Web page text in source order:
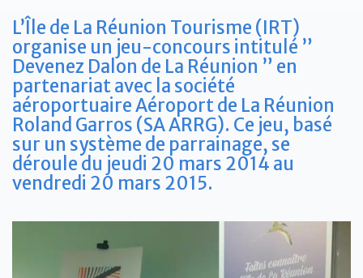
L’Île de La Réunion Tourisme (IRT)
organise un jeu-concours intitulé ”
Devenez Dalon de La Réunion ” en
partenariat avec la société
aéroportuaire Aéroport de La Réunion
Roland Garros (SA ARRG). Ce jeu, basé
sur un système de parrainage, se
déroule du jeudi 20 mars 2014 au
vendredi 20 mars 2015.